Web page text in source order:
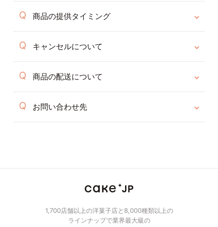
商品の提供タイミング
キャンセルについて
商品の配送について
お問い合わせ先
1,700店舗以上の洋菓子店と8,000種類以上の
ラインナップで業界最大級の